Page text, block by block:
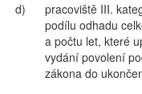
d)
pracoviště III.
podílu odhadu
a počtu let, které
vydání povolení
zákona do